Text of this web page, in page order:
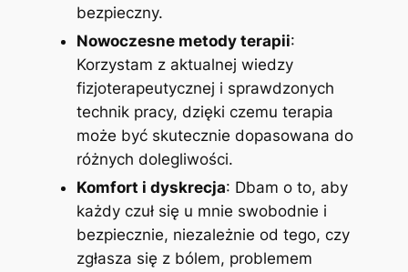
bezpieczny.
Nowoczesne metody terapii:
Korzystam z aktualnej wiedzy
fizjoterapeutycznej i sprawdzonych
technik pracy, dzięki czemu terapia
może być skutecznie dopasowana do
różnych dolegliwości.
Komfort i dyskrecja: Dbam o to, aby
każdy czuł się u mnie swobodnie i
bezpiecznie, niezależnie od tego, czy
zgłasza się z bólem, problemem